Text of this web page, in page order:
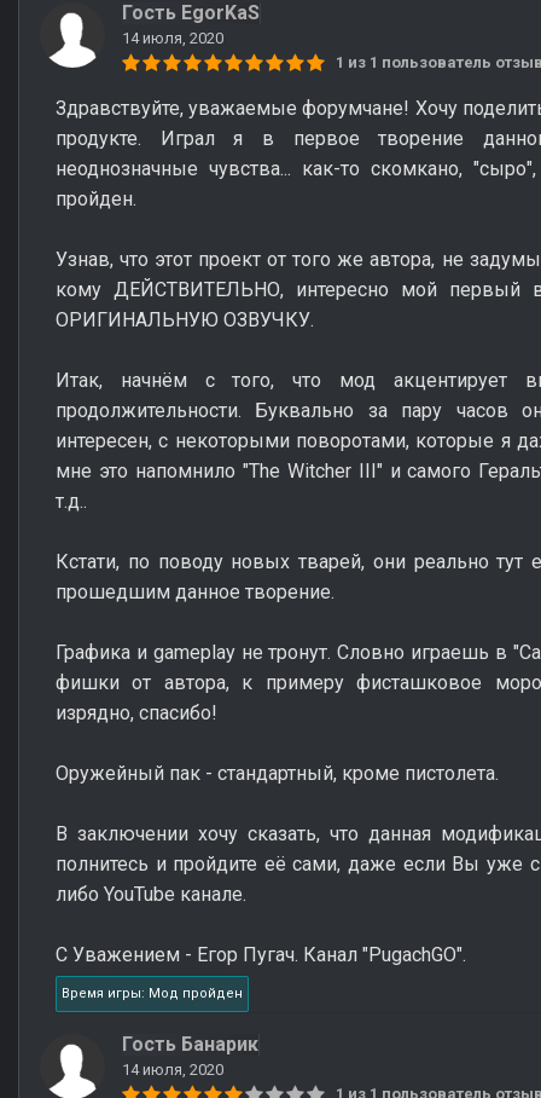
Гость EgorKaS
14 июля, 2020
1 из 1 пользователь
Здравствуйте, уважаемые форумчане! Хочу
продукте. Играл я в первое творение
неоднозначные чувства... как-то скомкано,
пройден.
Узнав, что этот проект от того же автора, не
кому ДЕЙСТВИТЕЛЬНО, интересно мой первый
ОРИГИНАЛЬНУЮ ОЗВУЧКУ.
Итак, начнём с того, что мод
продолжительности. Буквально за пару
интересен, с некоторыми поворотами, которые я
мне это напомнило "The Witcher III" и самого
т.д..
Кстати, по поводу новых тварей, они реально
прошедшим данное творение.
Графика и gameplay не тронут. Словно играешь в
фишки от автора, к примеру фисташковое
изрядно, спасибо!
Оружейный пак - стандартный, кроме пистолета.
В заключении хочу сказать, что данная
полнитесь и пройдите её сами, даже если Вы уже
либо YouTube канале.
С Уважением - Егор Пугач. Канал "PugachGO".
Время игры: Мод пройден
Гость Банарик
14 июля, 2020
1 из 1 пользователь